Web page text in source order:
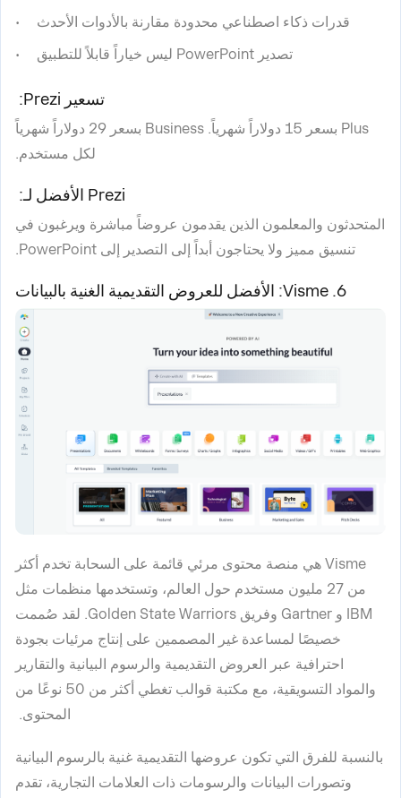
قدرات ذكاء اصطناعي محدودة مقارنة بالأدوات الأحدث
تصدير PowerPoint ليس خياراً قابلاً للتطبيق
تسعير Prezi:
Plus بسعر 15 دولاراً شهرياً. Business بسعر 29 دولاراً شهرياً
لكل مستخدم.
Prezi الأفضل لـ:
المتحدثون والمعلمون الذين يقدمون عروضاً مباشرة ويرغبون في
تنسيق مميز ولا يحتاجون أبداً إلى التصدير إلى PowerPoint.
6. Visme: الأفضل للعروض التقديمية الغنية بالبيانات
Visme هي منصة محتوى مرئي قائمة على السحابة تخدم أكثر
من 27 مليون مستخدم حول العالم، وتستخدمها منظمات مثل
IBM و Gartner وفريق Golden State Warriors. لقد صُممت
خصيصًا لمساعدة غير المصممين على إنتاج مرئيات بجودة
احترافية عبر العروض التقديمية والرسوم البيانية والتقارير
والمواد التسويقية، مع مكتبة قوالب تغطي أكثر من 50 نوعًا من
المحتوى.
بالنسبة للفرق التي تكون عروضها التقديمية غنية بالرسوم البيانية
وتصورات البيانات والرسومات ذات العلامات التجارية، تقدم